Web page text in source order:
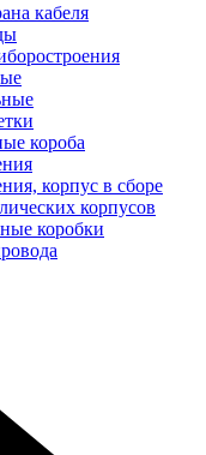
кабеля
короба
корпус в сборе
корпусов
коробки